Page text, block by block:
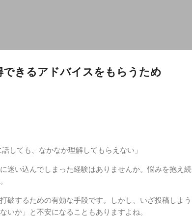
きるアドバイスをもらうため
しても、なかなか理解してもらえない」
迷い込んでしまった経験はありませんか。悩みを抱え続
破するための有効な手段です。しかし、いざ投稿しよう
いか」と不安になることもありますよね。